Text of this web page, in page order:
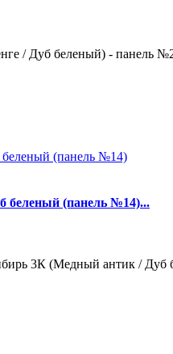
/ Дуб беленый) - панель
беленый (панель №14)...
3К (Медный антик /